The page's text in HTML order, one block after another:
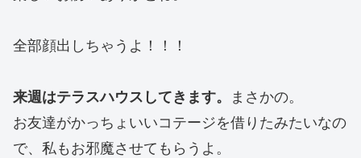
全部顔出しちゃうよ！！！
来週はテラスハウスしてきます。
まさかの。
お友達がかっちょいいコテージを借りたみたいなの
で、私もお邪魔させてもらうよ。